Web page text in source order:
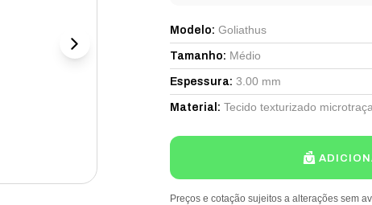
Modelo: Goliathus
Tamanho: Médio
Espessura: 3.00 mm
Material : Tecido texturizado
Preços e cotação sujeitos a alterações sem